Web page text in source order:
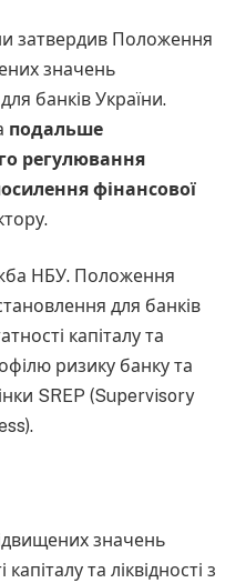
затвердив Положення
значень
банків України.
подальше
регулювання
фінансової
НБУ. Положення
для банків
капіталу та
ризику банку та
SREP (Supervisory
значень
та ліквідності з